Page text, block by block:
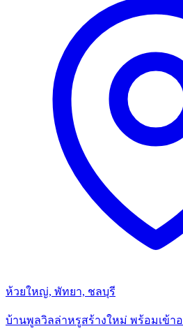
ห้วยใหญ่, พัทยา, ชลบุรี
บ้านพูลวิลล่าหรูสร้างใหม่ พร้อมเข้